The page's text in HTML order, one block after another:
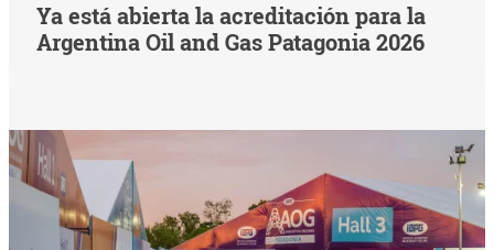
Ya está abierta la acreditación para la
Argentina Oil and Gas Patagonia 2026